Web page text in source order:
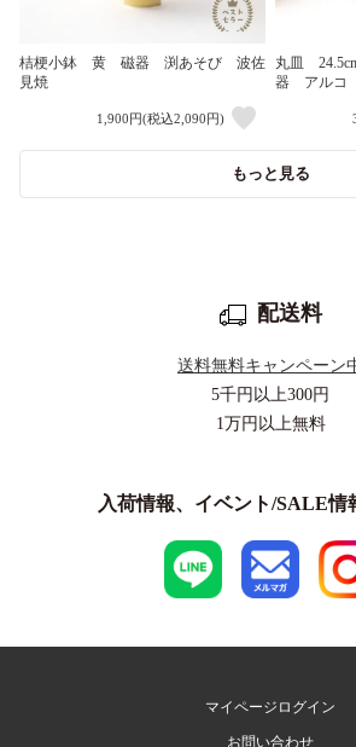
桔梗小鉢 黄 磁器 渕あそび 波佐
見焼
1,900円(税込2,090円)
丸皿
器 アルコ
もっと見る
配送料
送料無料キャンペーン
5千円以上300円
1万円以上無料
入荷情報、イベント/SALE情
マイページログイン
お問い合わせ